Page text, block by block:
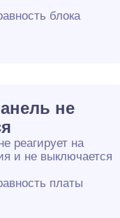
блока
не
реагирует на
и не выключается
платы